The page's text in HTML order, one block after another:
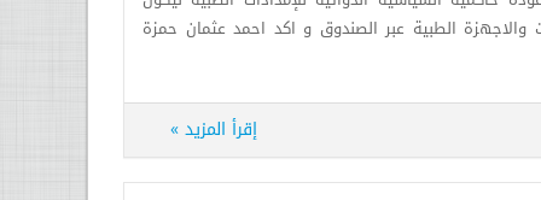
والاجهزة الطبية عبر الصندوق و اكد احمد عثمان حمزة
إقرأ المزيد »